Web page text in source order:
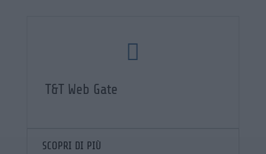

T&T Web Gate
SCOPRI DI PIÙ